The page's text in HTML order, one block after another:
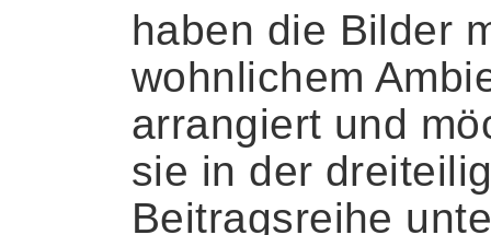
haben die Bilder
wohnlichem
arrangiert und
sie in der
Beitragsreihe